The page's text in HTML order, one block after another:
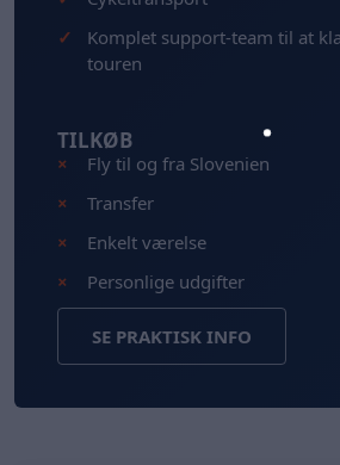
Komplet support-team til at
touren
TILKØB
Fly til og fra Slovenien
Transfer
Enkelt værelse
Personlige udgifter
SE PRAKTISK INFO